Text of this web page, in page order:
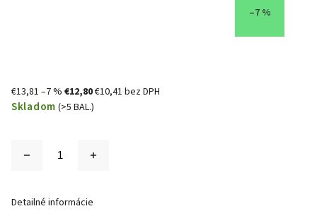
–7 %
€13,81 –7 % €12,80€10,41 bez DPH
Skladom (>5 BAL.)
Detailné informácie